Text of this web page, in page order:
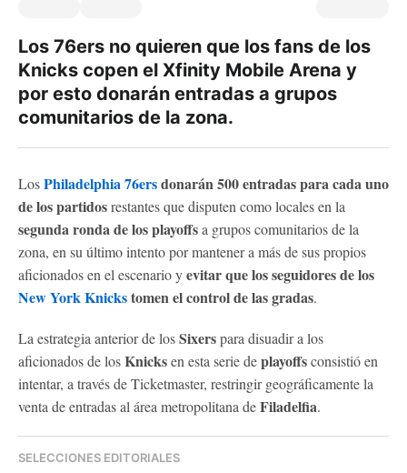
Los 76ers no quieren que los fans de los
Knicks copen el Xfinity Mobile Arena y
por esto donarán entradas a grupos
comunitarios de la zona.
LosPhiladelphia 76ersdonarán 500 entradas para cada uno
de los partidosrestantes que disputen como locales en la
segunda ronda de los playoffsa grupos comunitarios de la
zona, en su último intento por mantener a más de sus propios
aficionados en el escenario yevitar que los seguidores de los
New York Knickstomen el control de las gradas.
La estrategia anterior de losSixerspara disuadir a los
aficionados de losKnicksen esta serie deplayoffsconsistió en
intentar, a través de Ticketmaster, restringir geográficamente la
venta de entradas al área metropolitana deFiladelfia.
SELECCIONES EDITORIALES